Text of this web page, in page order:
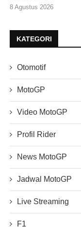
8 Agustus 2026
KATEGORI
Otomotif
MotoGP
Video MotoGP
Profil Rider
News MotoGP
Jadwal MotoGP
Live Streaming
F1